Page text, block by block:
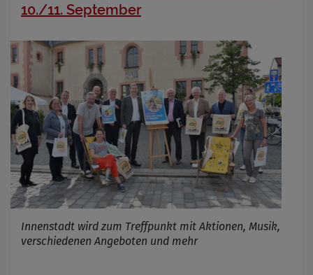
10./11. September
Innenstadt wird zum Treffpunkt mit Aktionen, Musik,
verschiedenen Angeboten und mehr